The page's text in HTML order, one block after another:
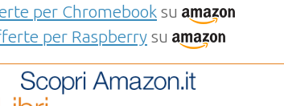
per Chromebook su
per Raspberry su